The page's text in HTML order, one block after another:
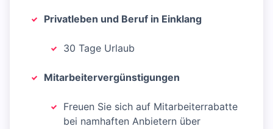
Privatleben und Beruf in Einklang
30 Tage Urlaub
Mitarbeitervergünstigungen
Freuen Sie sich auf Mitarbeiterrabatte
bei namhaften Anbietern über